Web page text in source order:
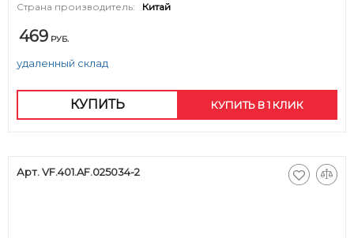
Страна производитель:
Китай
469 РУБ.
удаленный склад
КУПИТЬ КУПИТЬ В 1 КЛИК
Арт. VF.401.AF.025034-2